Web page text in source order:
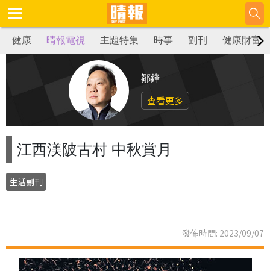
健康 晴報電視 主題特集 時事 副刊 健康財富
鄒鋒
查看更多
江西渼陂古村 中秋賞月
生活副刊
發佈時間: 2023/09/07